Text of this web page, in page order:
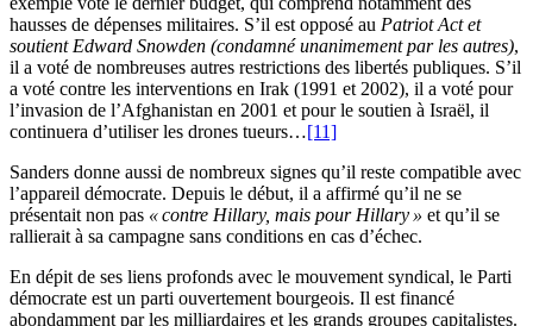
hausses de dépenses militaires. S’il est opposé au Patriot Actet
soutient Edward Snowden (condamné unanimement par les autres),
il a voté de nombreuses autres restrictions des libertés publiques. S’il
a voté contre les interventions en Irak (1991 et 2002), il a voté pour
l’invasion de l’Afghanistan en 2001 et pour le soutien à Israël, il
continuera d’utiliser les drones tueurs…[11]
Sanders donne aussi de nombreux signes qu’il reste compatible avec
l’appareil démocrate. Depuis le début, il a affirmé qu’il ne se
présentait non pas « contre Hillary, mais pour Hillary » et qu’il se
rallierait à sa campagne sans conditions en cas d’échec.
En dépit de ses liens profonds avec le mouvement syndical, le Parti
démocrate est un parti ouvertement bourgeois. Il est financé
abondamment par les milliardaires et les grands groupes capitalistes.